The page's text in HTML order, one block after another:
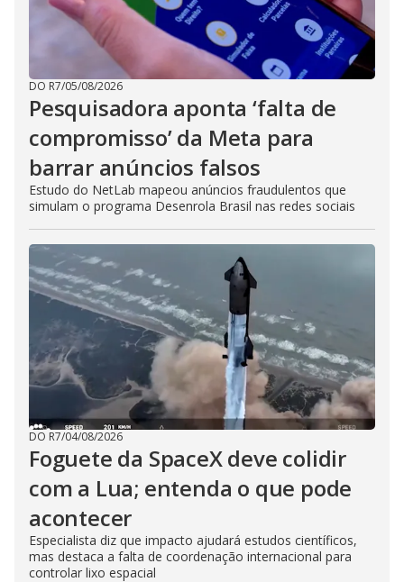
DO R7/05/08/2026
Pesquisadora aponta ‘falta de
compromisso’ da Meta para
barrar anúncios falsos
Estudo do NetLab mapeou anúncios fraudulentos que
simulam o programa Desenrola Brasil nas redes sociais
DO R7/04/08/2026
Foguete da SpaceX deve colidir
com a Lua; entenda o que pode
acontecer
Especialista diz que impacto ajudará estudos científicos,
mas destaca a falta de coordenação internacional para
controlar lixo espacial